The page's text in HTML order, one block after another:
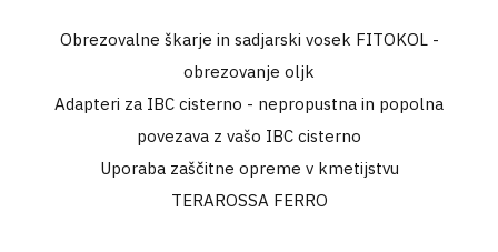
Obrezovalne škarje in sadjarski vosek FITOKOL -
obrezovanje oljk
Adapteri za IBC cisterno - nepropustna in popolna
povezava z vašo IBC cisterno
Uporaba zaščitne opreme v kmetijstvu
TERAROSSA FERRO